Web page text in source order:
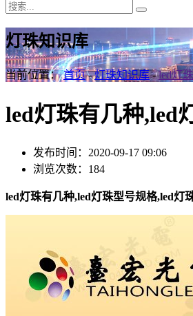
灯珠知识库
当前位置：首页-灯珠知识库-led灯
led灯珠有几种,led
发布时间：2020-09-17 09:06
浏览次数：184
led灯珠有几种,led灯珠型号规格,led灯